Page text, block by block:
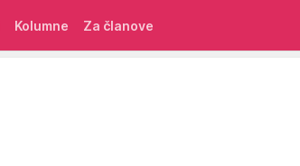
Kolumne Za članove